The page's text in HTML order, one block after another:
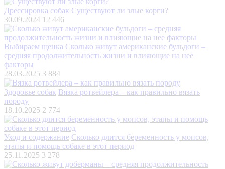
Дрессировка собак Существуют ли злые корги?
30.09.2024 12 446
Выбираем щенка Сколько живут американские бульдоги –
средняя продолжительность жизни и влияющие на нее
факторы
28.03.2025 3 884
Здоровье собак Вязка ротвейлера – как правильно вязать
породу
18.10.2025 2 774
Уход и содержание Сколько длится беременность у мопсов,
этапы и помощь собаке в этот период
25.11.2025 3 278